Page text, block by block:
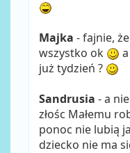
Majka - fajnie,
wszystko ok
już tydzień ?
Sandrusia - a
złośc Małemu
ponoc nie lubią
dziecko nie ma